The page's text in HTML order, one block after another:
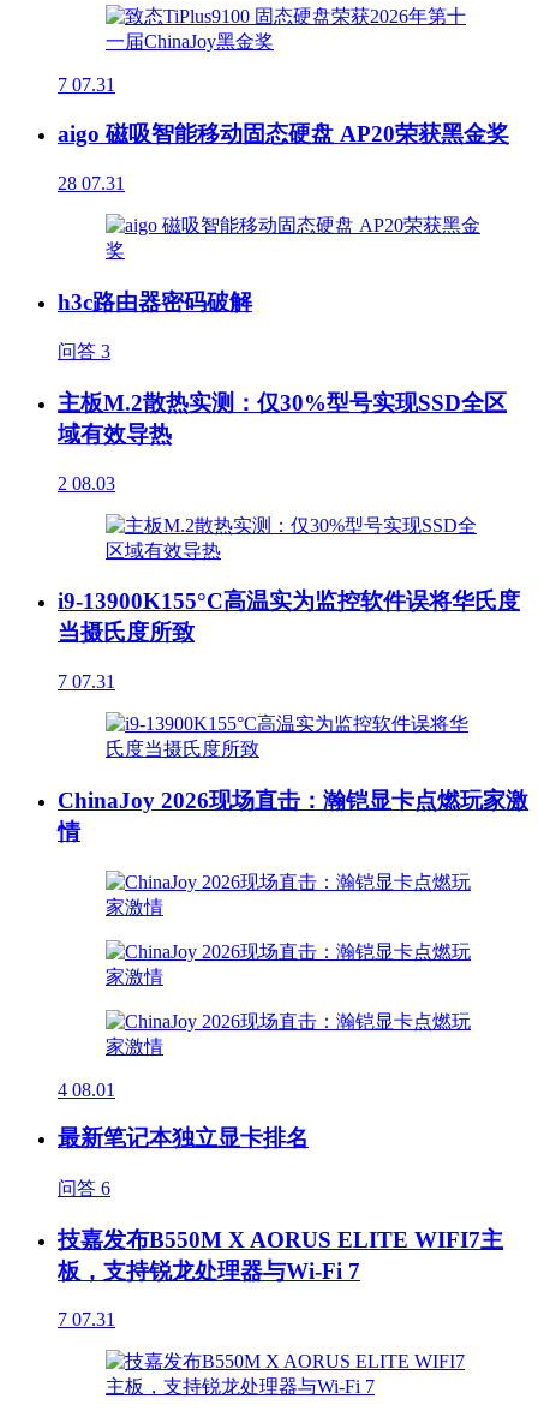
7 07.31
aigo 磁吸智能移动固态硬盘 AP20荣获黑金奖
28 07.31
h3c路由器密码破解
问答 3
主板M.2散热实测：仅30%型号实现SSD全区
域有效导热
2 08.03
i9-13900K155°C高温实为监控软件误将华氏度
当摄氏度所致
7 07.31
ChinaJoy 2026现场直击：瀚铠显卡点燃玩家激
情
4 08.01
最新笔记本独立显卡排名
问答 6
技嘉发布B550M X AORUS ELITE WIFI7主
板，支持锐龙处理器与Wi-Fi 7
7 07.31